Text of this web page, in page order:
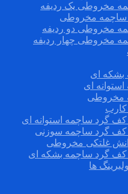
مخروطی یک ردیفه
ساچمه مخروطی
مخروطی دو ردیفه
مخروطی چهار ردیفه
بشکه ای
ای
مخروطی
کارب
کف گرد ساچمه استوانه ای
کف گرد ساچمه سوزنی
غلتکی مخروطی
کف گرد ساچمه بشکه ای
ها